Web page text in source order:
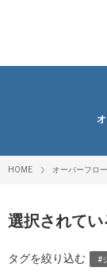
HOME オーバーフロ
選択されて
タグを絞り込む #